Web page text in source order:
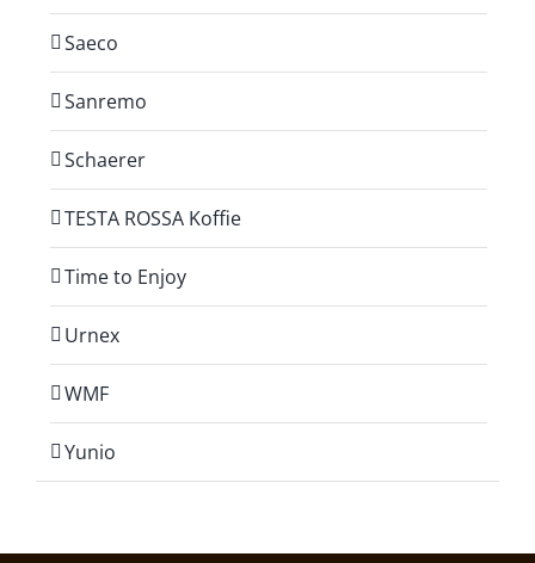
Saeco
Sanremo
Schaerer
TESTA ROSSA Koffie
Time to Enjoy
Urnex
WMF
Yunio